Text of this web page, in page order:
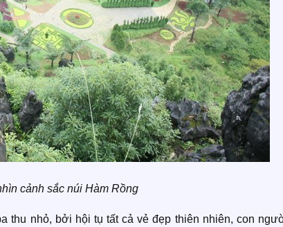
cảnh sắc núi Hàm Rồng
thu nhỏ, bởi hội tụ tất cả vẻ đẹp thiên nhiên, con